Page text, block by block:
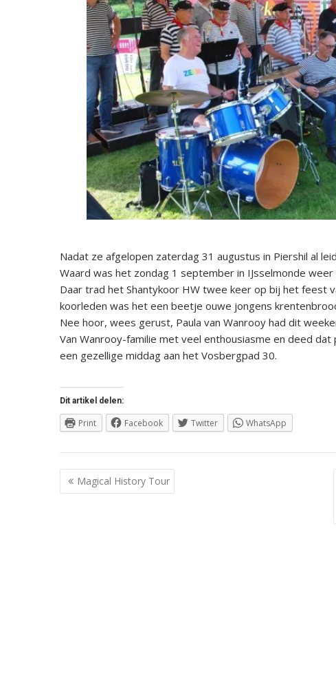
Nadat ze afgelopen zaterdag 31 augustus in Piershil al
Waard was het zondag 1 september in IJsselmonde weer
Daar trad het Shantykoor HW twee keer op bij het feest
koorleden was het een beetje ouwe jongens
Nee hoor, wees gerust, Paula van Wanrooy had dit
Van Wanrooy-familie met veel enthousiasme en deed
een gezellige middag aan het Vosbergpad 30.
Dit artikel delen:
Print Facebook Twitter WhatsApp
Berichtnavigatie
Magical History Tour